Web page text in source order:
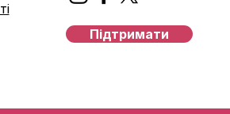
Підтримати